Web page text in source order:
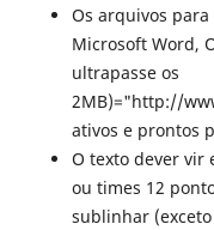
Os arquivos
Microsoft Word,
ultrapasse os
2MB)="http://
ativos e prontos
O texto dever vir
ou times 12
sublinhar